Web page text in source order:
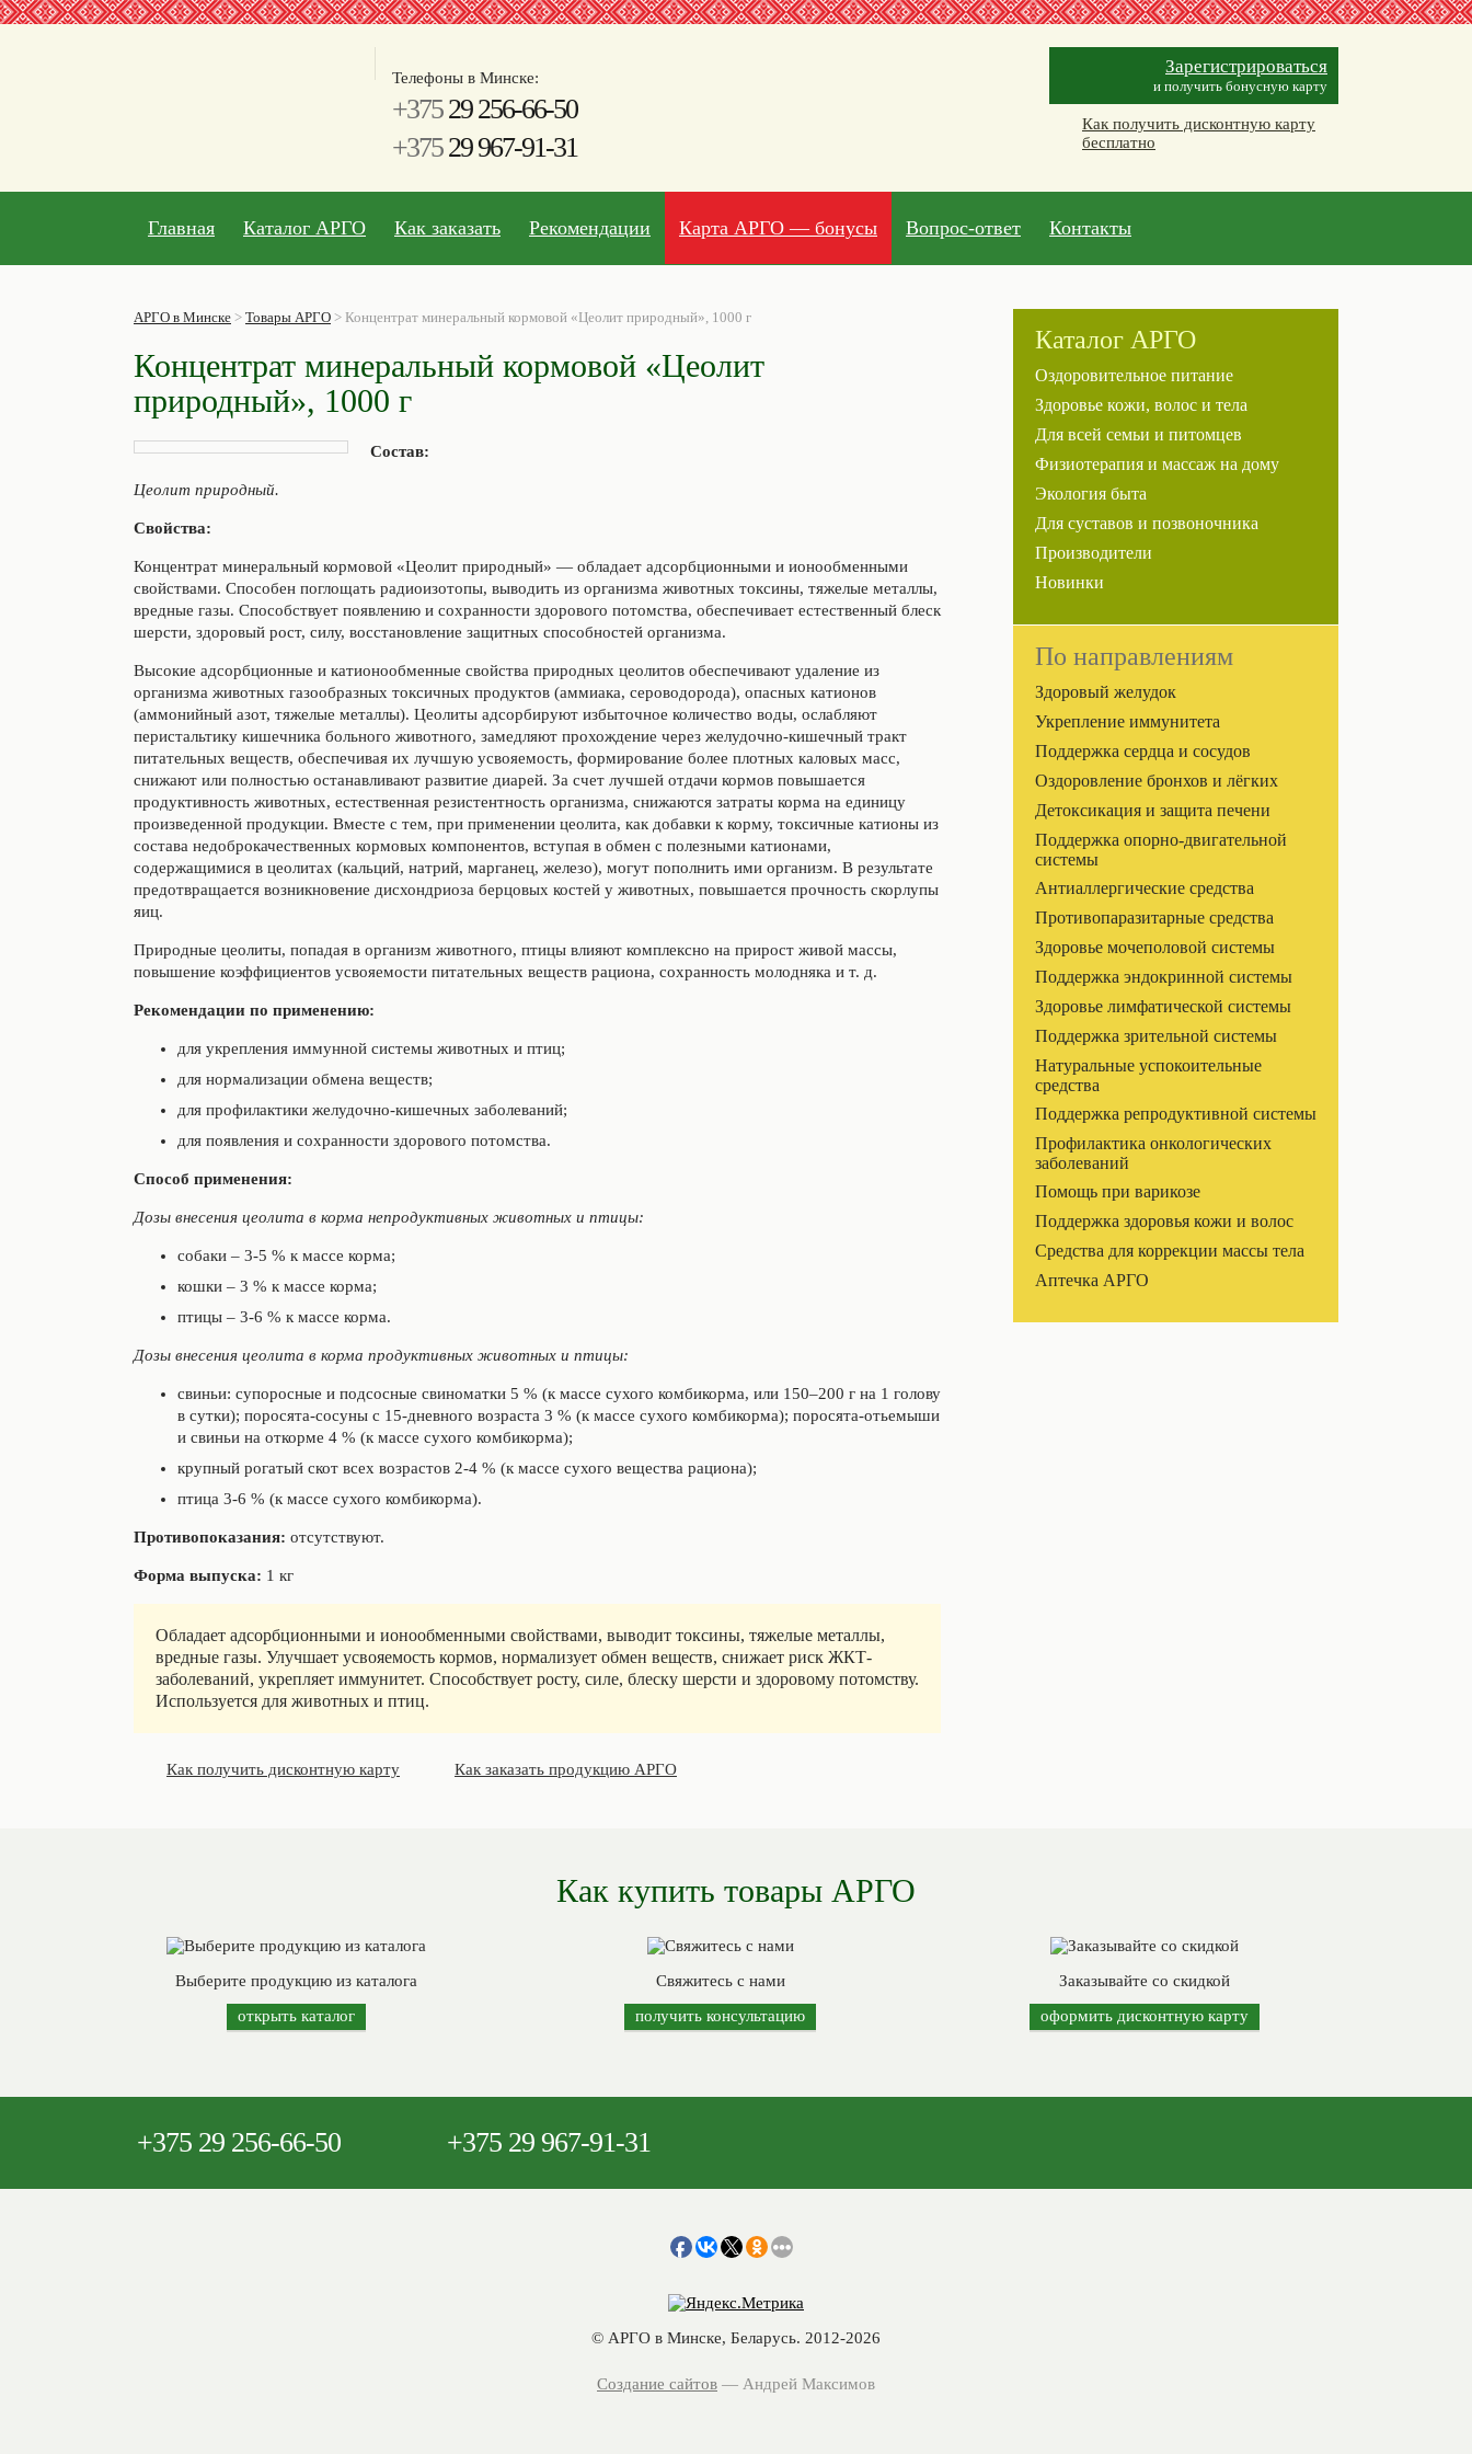
Телефоны в Минске:
+37529 256-66-50
+37529 967-91-31
Зарегистрироваться
и получить бонусную карту
Как получить дисконтную карту
бесплатно
Главная Каталог АРГО Как заказать Рекомендации Карта АРГО — бонусы Вопрос-ответ Контакты
АРГО в Минске > Товары АРГО > Концентрат минеральный кормовой «Цеолит природный», 1000 г
Концентрат минеральный кормовой «Цеолит
природный», 1000 г
Состав:
Цеолит природный.
Свойства:
Концентрат минеральный кормовой «Цеолит природный» — обладает адсорбционными и ионообменными
свойствами. Способен поглощать радиоизотопы, выводить из организма животных токсины, тяжелые металлы,
вредные газы. Способствует появлению и сохранности здорового потомства, обеспечивает естественный блеск
шерсти, здоровый рост, силу, восстановление защитных способностей организма.
Высокие адсорбционные и катионообменные свойства природных цеолитов обеспечивают удаление из
организма животных газообразных токсичных продуктов (аммиака, сероводорода), опасных катионов
(аммонийный азот, тяжелые металлы). Цеолиты адсорбируют избыточное количество воды, ослабляют
перистальтику кишечника больного животного, замедляют прохождение через желудочно-кишечный тракт
питательных веществ, обеспечивая их лучшую усвояемость, формирование более плотных каловых масс,
снижают или полностью останавливают развитие диарей. За счет лучшей отдачи кормов повышается
продуктивность животных, естественная резистентность организма, снижаются затраты корма на единицу
произведенной продукции. Вместе с тем, при применении цеолита, как добавки к корму, токсичные катионы из
состава недоброкачественных кормовых компонентов, вступая в обмен с полезными катионами,
содержащимися в цеолитах (кальций, натрий, марганец, железо), могут пополнить ими организм. В результате
предотвращается возникновение дисхондриоза берцовых костей у животных, повышается прочность скорлупы
яиц.
Природные цеолиты, попадая в организм животного, птицы влияют комплексно на прирост живой массы,
повышение коэффициентов усвояемости питательных веществ рациона, сохранность молодняка и т. д.
Рекомендации по применению:
для укрепления иммунной системы животных и птиц;
для нормализации обмена веществ;
для профилактики желудочно-кишечных заболеваний;
для появления и сохранности здорового потомства.
Способ применения:
Дозы внесения цеолита в корма непродуктивных животных и птицы:
собаки – 3-5 % к массе корма;
кошки – 3 % к массе корма;
птицы – 3-6 % к массе корма.
Дозы внесения цеолита в корма продуктивных животных и птицы:
свиньи: супоросные и подсосные свиноматки 5 % (к массе сухого комбикорма, или 150–200 г на 1 голову
в сутки); поросята-сосуны с 15-дневного возраста 3 % (к массе сухого комбикорма); поросята-отьемыши
и свиньи на откорме 4 % (к массе сухого комбикорма);
крупный рогатый скот всех возрастов 2-4 % (к массе сухого вещества рациона);
птица 3-6 % (к массе сухого комбикорма).
Противопоказания: отсутствуют.
Форма выпуска: 1 кг
Обладает адсорбционными и ионообменными свойствами, выводит токсины, тяжелые металлы,
вредные газы. Улучшает усвояемость кормов, нормализует обмен веществ, снижает риск ЖКТ-
заболеваний, укрепляет иммунитет. Способствует росту, силе, блеску шерсти и здоровому потомству.
Используется для животных и птиц.
Как получить дисконтную карту Как заказать продукцию АРГО
Каталог АРГО
Оздоровительное питание
Здоровье кожи, волос и тела
Для всей семьи и питомцев
Физиотерапия и массаж на дому
Экология быта
Для суставов и позвоночника
Производители
Новинки
По направлениям
Здоровый желудок
Укрепление иммунитета
Поддержка сердца и сосудов
Оздоровление бронхов и лёгких
Детоксикация и защита печени
Поддержка опорно-двигательной
системы
Антиаллергические средства
Противопаразитарные средства
Здоровье мочеполовой системы
Поддержка эндокринной системы
Здоровье лимфатической системы
Поддержка зрительной системы
Натуральные успокоительные
средства
Поддержка репродуктивной системы
Профилактика онкологических
заболеваний
Помощь при варикозе
Поддержка здоровья кожи и волос
Средства для коррекции массы тела
Аптечка АРГО
Как купить товары АРГО
Выберите продукцию из каталога
открыть каталог
Свяжитесь с нами
получить консультацию
Заказывайте со скидкой
оформить дисконтную карту
+375 29 256-66-50 +375 29 967-91-31
© АРГО в Минске, Беларусь. 2012-2026
Создание сайтов — Андрей Максимов